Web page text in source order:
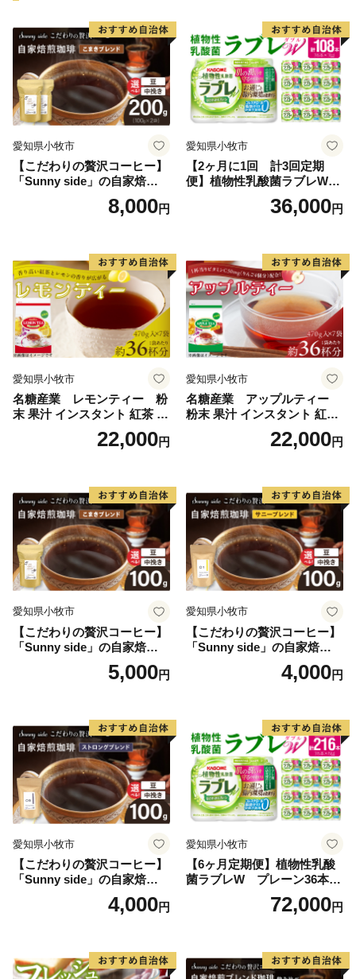
愛知県小牧市
【こだわりの贅沢コーヒー】
「Sunny side」の自家焙煎珈
琲こまきブレンド（200g）
8,000円
愛知県小牧市
【2ヶ月に1回 計3回定期
便】植物性乳酸菌ラブレW
プレーン36本（計108本）
36,000円
愛知県小牧市
名糖産業 レモンティー 粉
末 果汁 インスタント 紅茶 ビ
タミンC 袋 ロングセラー 粉
末飲料 粉末茶 簡単 手軽 ホッ
22,000円
愛知県小牧市
名糖産業 アップルティー
粉末 果汁 インスタント 紅茶
ティー ビタミンC 袋 ロング
セラー 粉末飲料 粉末茶 簡単
22,000円
愛知県小牧市
【こだわりの贅沢コーヒー】
「Sunny side」の自家焙煎珈
琲こまきブレンド（100g）
5,000円
愛知県小牧市
【こだわりの贅沢コーヒー】
「Sunny side」の自家焙煎珈
琲サニーブレンド（100g）
4,000円
愛知県小牧市
【こだわりの贅沢コーヒー】
「Sunny side」の自家焙煎珈
琲ストロングブレンド（100
4,000円
愛知県小牧市
【6ヶ月定期便】植物性乳酸
菌ラブレW プレーン36本
72,000円